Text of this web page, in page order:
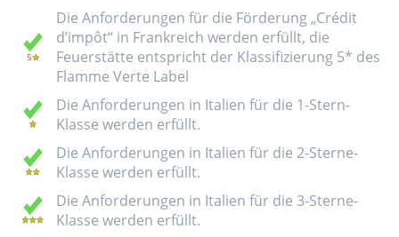
Die Anforderungen für die Förderung „Crédit
d’impôt“ in Frankreich werden erfüllt, die
Feuerstätte entspricht der Klassifizierung 5* des
Flamme Verte Label
Die Anforderungen in Italien für die 1-Stern-
Klasse werden erfüllt.
Die Anforderungen in Italien für die 2-Sterne-
Klasse werden erfüllt.
Die Anforderungen in Italien für die 3-Sterne-
Klasse werden erfüllt.